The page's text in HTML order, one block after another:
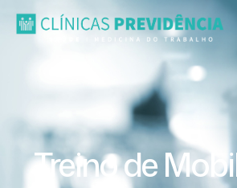
Treino de